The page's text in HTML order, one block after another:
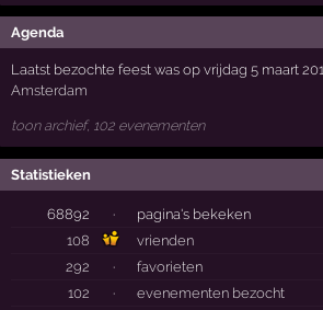
Agenda
Laatst bezochte feest was op vrijdag 5 maart
Amsterdam
toon archief, 102 evenementen
Statistieken
68892 ·
pagina's bekeken
108
vrienden
292
·
favorieten
102
·
evenementen bezocht